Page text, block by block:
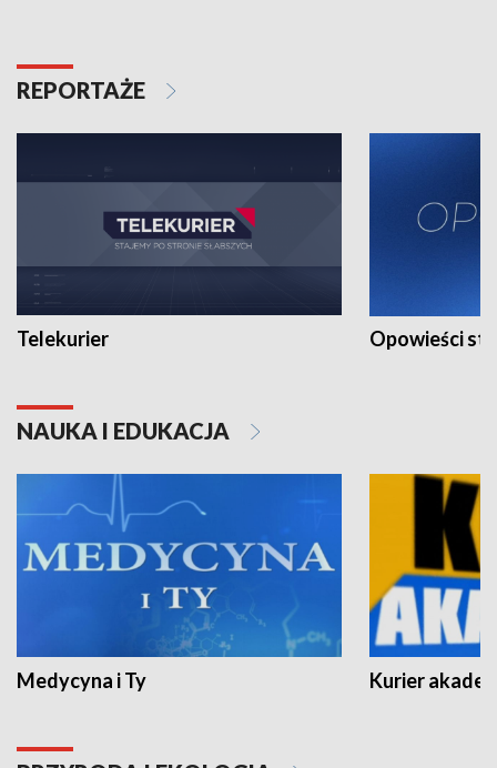
REPORTAŻE
Telekurier Opowieści
NAUKA I EDUKACJA
Medycyna i Ty Kurier